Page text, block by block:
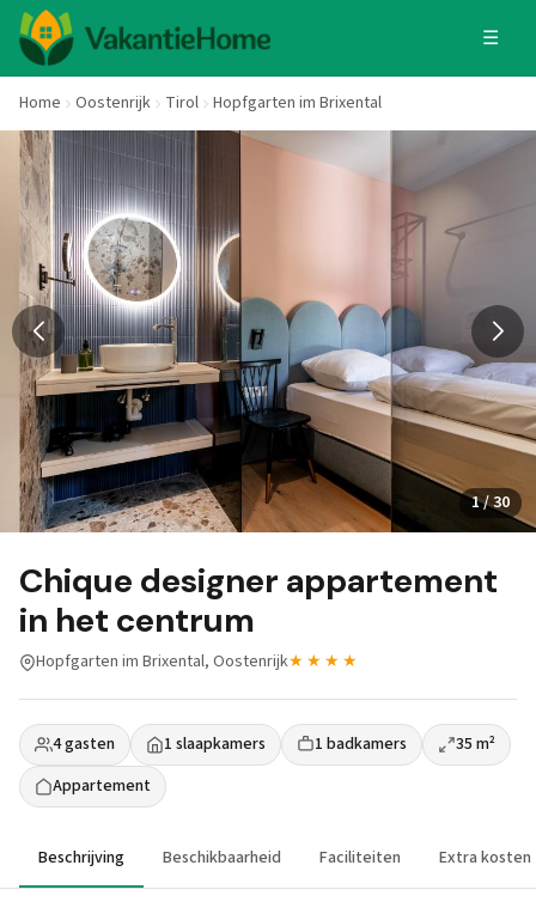
☰
Home Oostenrijk Tirol Hopfgarten im Brixental
1 / 30
Chique designer appartement
in het centrum
Hopfgarten im Brixental, Oostenrijk★★★★
4 gasten 1 slaapkamers 1 badkamers
35 m²
Appartement
Beschrijving Beschikbaarheid Faciliteiten Extra kosten